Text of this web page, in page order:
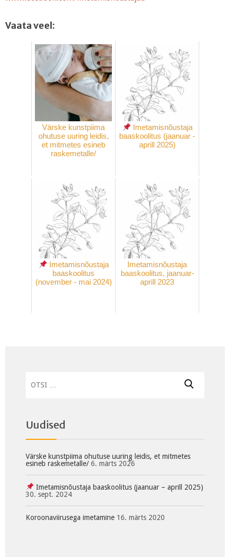
Vaata veel:
Värske kunstpiima
ohutuse uuring leidis,
et mitmetes esineb
raskemetalle/
Imetamisnõustaja
baaskoolitus (jaanuar -
aprill 2025)
Imetamisnõustaja
baaskoolitus
(november - mai 2024)
Imetamisnõustaja
baaskoolitus, jaanuar-
aprill 2023
Uudised
Värske kunstpiima ohutuse uuring leidis, et mitmetes
esineb raskemetalle/ 6. märts 2026
Imetamisnõustaja baaskoolitus (jaanuar – aprill 2025)
30. sept. 2024
Koroonaviirusega imetamine 16. märts 2020